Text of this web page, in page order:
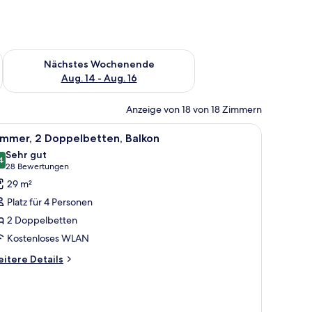
Aug. 7 - Aug. 9.
Nächstes Wochenende
Aug. 14 - Aug. 16
Überprüfe die Verfügbarkeit für nächstes Wochenende, Aug.
Anzeige von 18 von 18 Zimmern
Schreibtisch mit Laptop, Stuhl und einer Couch.
Doppelbetten,
Ein Hotelzimmer mit einem großen Bett,
3 2 Doppelbetten, Balkon
von 10
Sehr gut
28 Bewertungen
(28
Bewertungen)
29 m²
Platz für 4 Personen
2 Doppelbetten
Kostenloses WLAN
Details